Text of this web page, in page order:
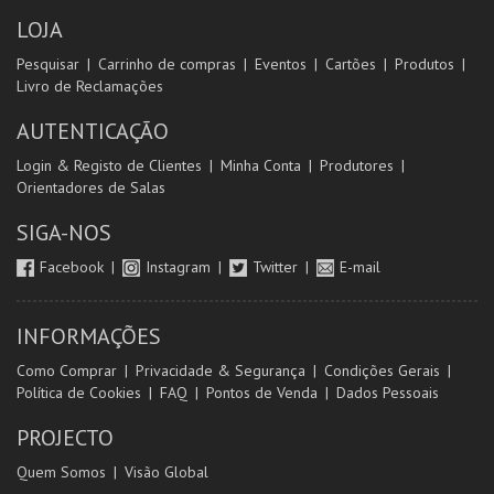
LOJA
Pesquisar Carrinho de compras Eventos Cartões
Produtos
Livro de Reclamações
AUTENTICAÇÃO
Login & Registo de Clientes Minha Conta
Produtores
Orientadores de Salas
SIGA-NOS
Facebook Instagram Twitter E-mail
INFORMAÇÕES
Como Comprar Privacidade & Segurança
Condições Gerais
Política de Cookies
FAQ Pontos de Venda Dados Pessoais
PROJECTO
Quem Somos Visão Global